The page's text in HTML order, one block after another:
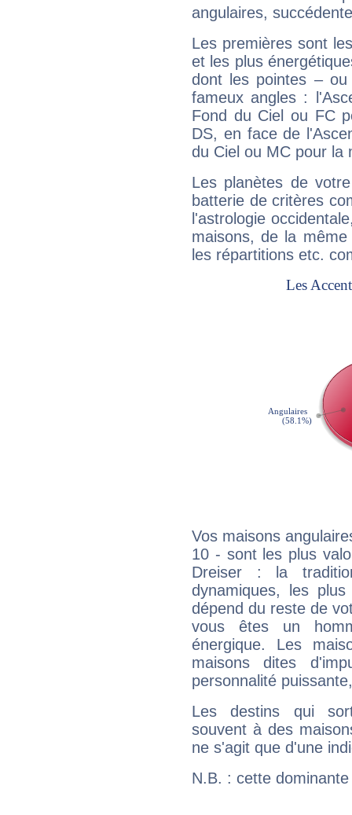
angulaires,
Les premières sont
et les plus
dont les pointes –
fameux angles :
Fond du Ciel ou FC
DS, en face de
du Ciel ou MC pour la
Les planètes de
batterie de critères
l'astrologie
maisons, de la
les répartitions etc.
Vos maisons
10 - sont les plus
Dreiser : la
dynamiques, les
dépend du reste de
vous êtes un
énergique. Les
maisons dites
personnalité
Les destins qui
souvent à des
ne s'agit que d'une
N.B. : cette